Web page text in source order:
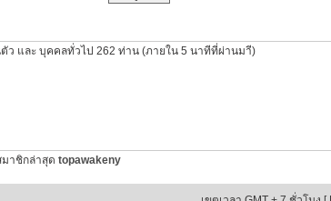
ว และ บุคคลทั่วไป 262 ท่าน (ภายใน 5 นาทีที่ผ่านมาี)
มาชิกล่าสุด topawakeny